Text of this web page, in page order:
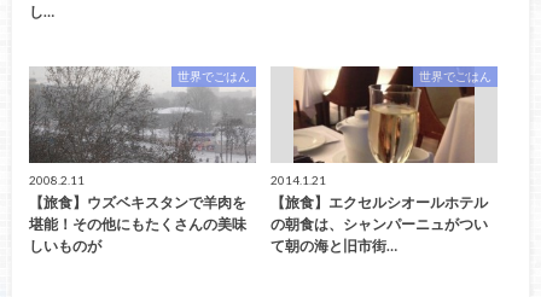
し…
世界でごはん
2008.2.11
【旅食】ウズベキスタンで羊肉を
堪能！その他にもたくさんの美味
しいものが
世界でごはん
2014.1.21
【旅食】エクセルシオールホテル
の朝食は、シャンパーニュがつい
て朝の海と旧市街…